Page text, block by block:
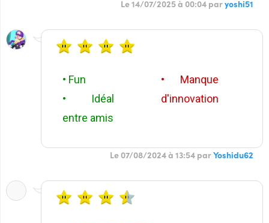
Le 14/07/2025 à 00:04 paryoshi51
• Fun
• Idéal
entre amis
• Manque
d'innovation
Le 07/08/2024 à 13:54 parYoshidu62